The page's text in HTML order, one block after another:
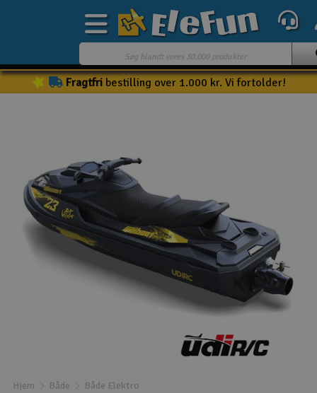
Ugens tilbud
Gavekort
3D-print
Batteri & ladere
Biler
Droner til FPV
Fragtfribestilling over 1.000 kr. Vi fortolder!
Hjem Både Både Elektro